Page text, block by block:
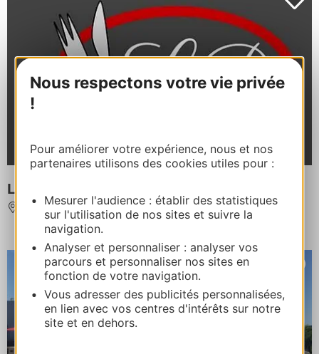
Nous respectons votre vie privée
!
Pour améliorer votre expérience, nous et nos
partenaires utilisons des cookies utiles pour :
Mesurer l'audience : établir des statistiques
sur l'utilisation de nos sites et suivre la
navigation.
Analyser et personnaliser : analyser vos
parcours et personnaliser nos sites en
fonction de votre navigation.
Vous adresser des publicités personnalisées,
en lien avec vos centres d'intérêts sur notre
site et en dehors.
La Coulée Douce
MONTAUBAN